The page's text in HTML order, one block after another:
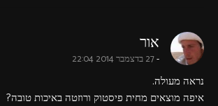
אורsays:
27 בדצמבר 2014 22:04
נראה מעולה.
איפה מוצאים מחית פיסטוק ורוזטה באיכות טובה?